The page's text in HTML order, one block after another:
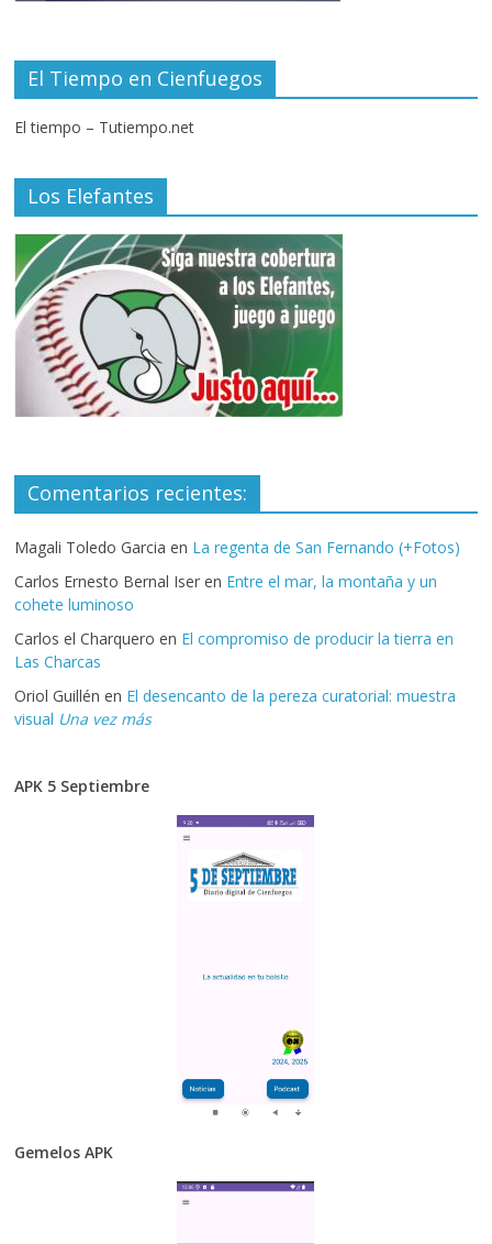
El Tiempo en Cienfuegos
El tiempo – Tutiempo.net
Los Elefantes
Comentarios recientes:
Magali Toledo Garcia en La regenta de San Fernando (+Fotos)
Carlos Ernesto Bernal Iser en Entre el mar, la montaña y un
cohete luminoso
Carlos el Charquero en El compromiso de producir la tierra en
Las Charcas
Oriol Guillén en El desencanto de la pereza curatorial: muestra
visual Una vez más
APK 5 Septiembre
Gemelos APK